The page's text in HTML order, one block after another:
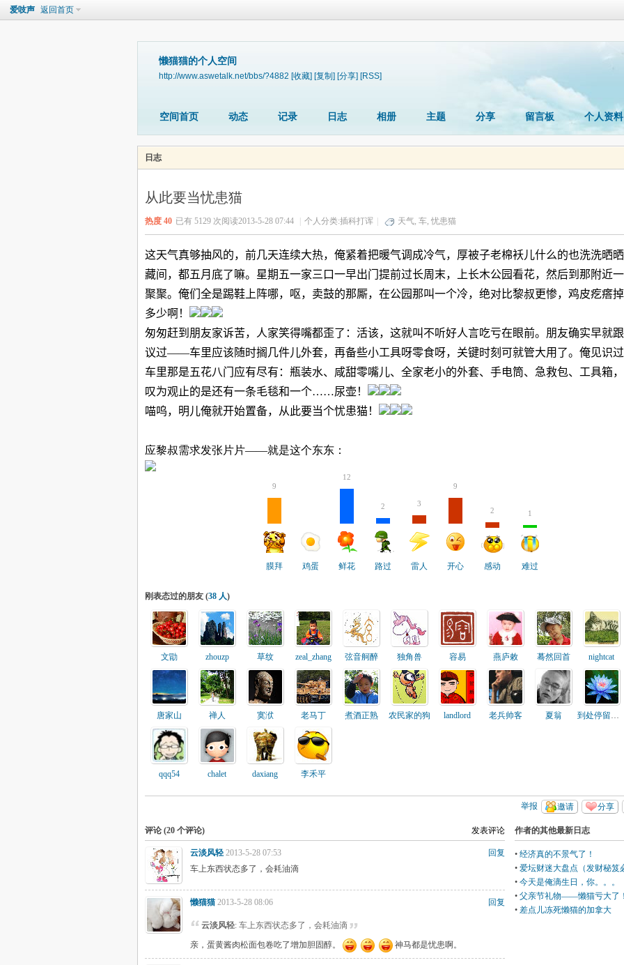
爱吱声 返回首页
懒猫猫的个人空间
http://www.aswetalk.net/bbs/?4882 [收藏] [复制] [分享] [RSS]
空间首页 动态 记录 日志 相册 主题 分享 留言板 个人资料
日志
从此要当忧患猫
热度 40 已有 5129 次阅读2013-5-28 07:44 个人分类:插科打诨 天气, 车, 忧患猫
这天气真够抽风的，前几天连续大热，俺紧着把暖气调成冷气，厚被子老棉袄儿什么的也洗洗晒
藏间，都五月底了嘛。星期五一家三口一早出门提前过长周末，上长木公园看花，然后到那附近
聚聚。俺们全是踢鞋上阵哪，呕，卖鼓的那厮，在公园那叫一个冷，绝对比黎叔更惨，鸡皮疙瘩
多少啊！
匆匆赶到朋友家诉苦，人家笑得嘴都歪了：活该，这就叫不听好人言吃亏在眼前。朋友确实早就
议过——车里应该随时搁几件儿外套，再备些小工具呀零食呀，关键时刻可就管大用了。俺见识
车里那是五花八门应有尽有：瓶装水、咸甜零嘴儿、全家老小的外套、手电筒、急救包、工具箱
叹为观止的是还有一条毛毯和一个……尿壶！
喵呜，明儿俺就开始置备，从此要当个忧患猫！
应黎叔需求发张片片——就是这个东东：
9
膜拜 鸡蛋
12
鲜花
2
路过
3
雷人
9
开心
2
感动
1
难过
刚表态过的朋友 (38 人)
文勖 zhouzp 草纹 zeal_zhang 弦音舸醉 独角兽 容易 燕庐敕 蓦然回首 nightcat
唐家山 禅人 寞洑 老马丁 煮酒正熟 农民家的狗 landlord 老兵帅客 夏翁 到处停留的叶子
qqq54 chalet daxiang 李禾平
分享
邀请
举报
作者的其他最新日志
•经济真的不景气了！
•爱坛财迷大盘点（发财秘笈
•今天是俺滴生日，你。。。
•父亲节礼物——懒猫亏大了！
•差点儿冻死懒猫的加拿大
发表评论
评论 (20 个评论)
回复
云淡风轻 2013-5-28 07:53
车上东西状态多了，会耗油滴
回复
懒猫猫 2013-5-28 08:06
云淡风轻: 车上东西状态多了，会耗油滴
亲，蛋黄酱肉松面包卷吃了增加胆固醇。
神马都是忧患啊。